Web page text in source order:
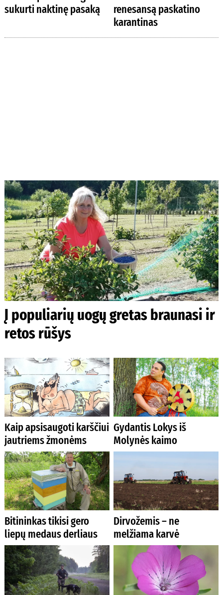
sukurti naktinę pasaką
renesansą paskatino
karantinas
Į populiarių uogų gretas braunasi ir
retos rūšys
Kaip apsisaugoti karščiui
jautriems žmonėms
Gydantis Lokys iš
Molynės kaimo
Bitininkas tikisi gero
liepų medaus derliaus
Dirvožemis – ne
melžiama karvė